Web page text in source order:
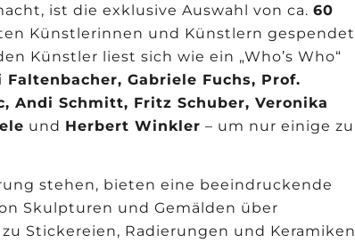
ist die exklusive Auswahl von ca.60
Künstlerinnen und Künstlern gespendet
Künstler liest sich wie ein „Who’s Who“
Faltenbacher, Gabriele Fuchs, Prof.
Andi Schmitt, Fritz Schuber, Veronika
und Herbert Winkler – um nur einige zu
stehen, bieten eine beeindruckende
Skulpturen und Gemälden über
Stickereien, Radierungen und Keramiken